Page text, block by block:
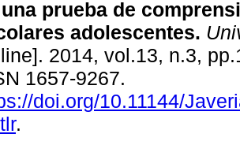
prueba de
adolescentes.
2014, vol.13, n.3,
1657-9267.
doi.org/10.11144/
.